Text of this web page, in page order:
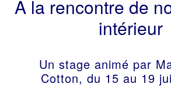
À la rencontre de
intérieur
Un stage animé par
Cotton, du 15 au 19